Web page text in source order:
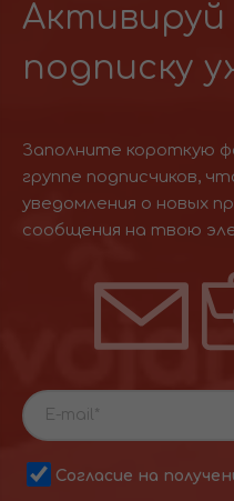
подписку
Заполните короткую
группе подписчиков,
уведомления о новых
сообщения на твою
Согласие на